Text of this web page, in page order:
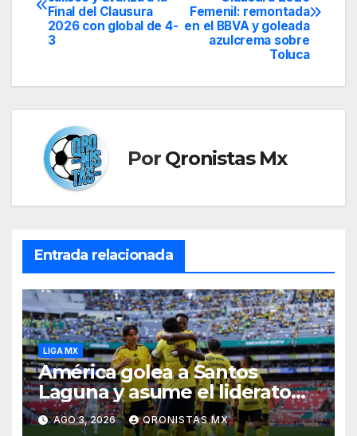
de
entradas
Femenil: remontada
en el BBVA y goleada
azulcrema sobre
Toluca
Final del Clausura
2026 con global de 4-
3
Por Qronistas Mx
Entrada relacionada
LIGA MX
América golea a Santos
Laguna y asume el liderato
del Apertura 2026
AGO 3, 2026 QRONISTAS MX